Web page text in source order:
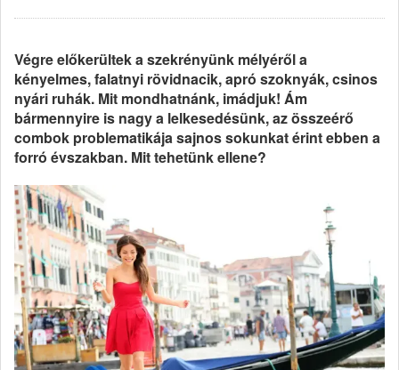
Végre előkerültek a szekrényünk mélyéről a
kényelmes, falatnyi rövidnacik, apró szoknyák, csinos
nyári ruhák. Mit mondhatnánk, imádjuk! Ám
bármennyire is nagy a lelkesedésünk, az összeérő
combok problematikája sajnos sokunkat érint ebben a
forró évszakban. Mit tehetünk ellene?